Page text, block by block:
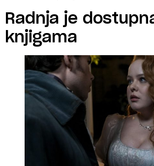
Radnja je
knjigama